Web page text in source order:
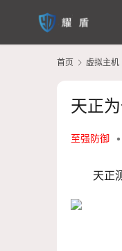
首页 虚拟主机
天正
至强防御 •
天正